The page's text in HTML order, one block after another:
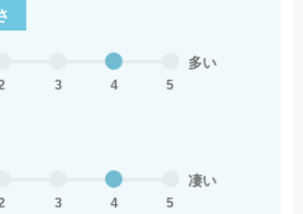
3 4 5
多い
3 4 5
凄い